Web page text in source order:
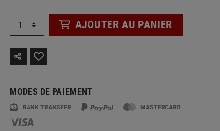
AJOUTER AU PANIER
MODES DE PAIEMENT
BANK TRANSFER MASTERCARD